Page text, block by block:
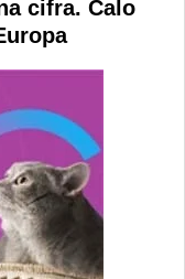
cifra. Calo